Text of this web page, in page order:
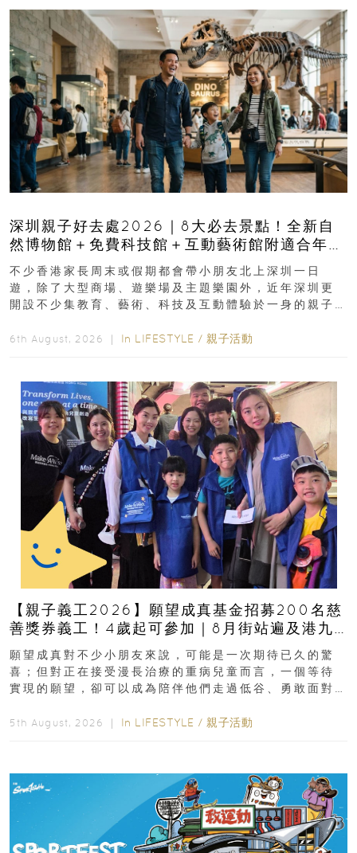
深圳親子好去處2026｜8大必去景點！全新自
然博物館＋免費科技館＋互動藝術館附適合年
齡、交通、門票、開放時間
不少香港家長周末或假期都會帶小朋友北上深圳一日
遊，除了大型商場、遊樂場及主題樂園外，近年深圳更
開設不少集教育、藝術、科技及互動體驗於一身的親子
6th August, 2026 ｜ In LIFESTYLE / 親子活動
【親子義工2026】願望成真基金招募200名慈
善獎券義工！4歲起可參加｜8月街站遍及港九
新界
願望成真對不少小朋友來說，可能是一次期待已久的驚
喜；但對正在接受漫長治療的重病兒童而言，一個等待
實現的願望，卻可以成為陪伴他們走過低谷、勇敢面對
5th August, 2026 ｜ In LIFESTYLE / 親子活動